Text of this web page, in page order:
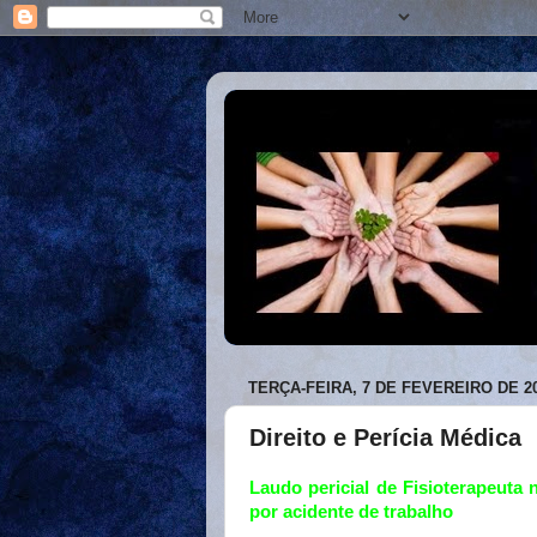
TERÇA-FEIRA, 7 DE FEVEREIRO DE
Direito e Perícia Médica
Laudo pericial de Fisioterapeuta
por acidente de trabalho